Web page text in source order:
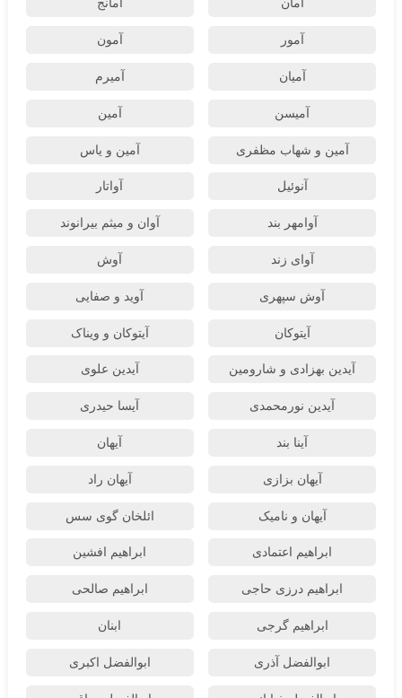
آمان آمانج
آمور آمون
آمیان آمیرم
آمیسن آمین
آمین و شهاب مظفری آمین و یاس
آنوئیل آواتار
آوامهر بند آوان و میثم بیرانوند
آوای زند آوش
آوش سپهری آوید و صفایی
آیتوکان آیتوکان و ویناک
آیدین بهزادی و شارومین آیدین علوی
آیدین نورمحمدی آیسا حیدری
آینا بند آیهان
آیهان بزازی آیهان راد
آیهان و نامیک ائلخان گوی سس
ابراهیم اعتمادی ابراهیم افشین
ابراهیم درزی حاجی ابراهیم صالحی
ابراهیم گرجی ابنان
ابوالفضل آذری ابوالفضل اکبری